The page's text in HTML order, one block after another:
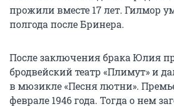
прожили вместе 17 лет. Гилмор
полгода после Бринера.
После заключения брака Юлия
бродвейский театр «Плимут» и
в мюзикле «Песня лютни».
феврале 1946 года. Тогда о нем